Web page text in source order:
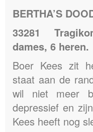
BERTHA’S
33281
dames, 6 heren.
Boer Kees zit
staat aan de
wil niet meer
depressief en
Kees heeft nog